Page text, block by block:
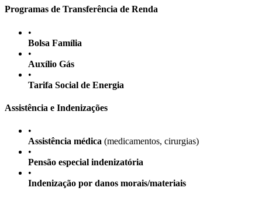
Programas de Transferência de Renda
•
Bolsa Família
•
Auxílio Gás
•
Tarifa Social de Energia
Assistência e Indenizações
•
Assistência médica (medicamentos, cirurgias)
•
Pensão especial indenizatória
•
Indenização por danos morais/materiais